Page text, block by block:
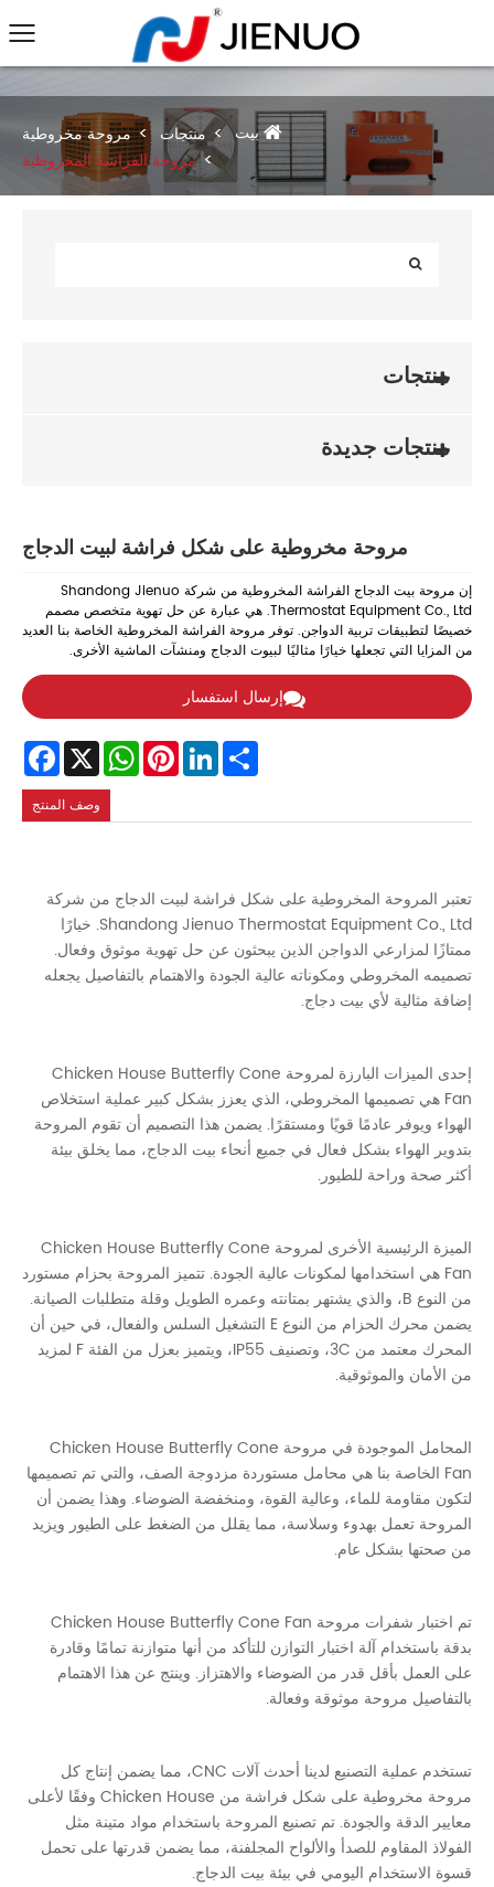
بيت منتجات
مروحة مخروطية
مروحة الفراشة المخروطية
منتجات
منتجات جديدة
مروحة مخروطية على شكل فراشة لبيت الدجاج
إن مروحة بيت الدجاج الفراشة المخروطية من شركة Shandong Jienuo
Thermostat Equipment Co., Ltd. هي عبارة عن حل تهوية متخصص مصمم
خصيصًا لتطبيقات تربية الدواجن. توفر مروحة الفراشة المخروطية الخاصة بنا العديد
من المزايا التي تجعلها خيارًا مثاليًا لبيوت الدجاج ومنشآت الماشية الأخرى.
إرسال استفسار
X
WhatsAppPinterestLinkedIn Share
وصف المنتج
تعتبر المروحة المخروطية على شكل فراشة لبيت الدجاج من شركة
Shandong Jienuo Thermostat Equipment Co., Ltd. خيارًا
ممتازًا لمزارعي الدواجن الذين يبحثون عن حل تهوية موثوق وفعال.
تصميمه المخروطي ومكوناته عالية الجودة والاهتمام بالتفاصيل يجعله
إضافة مثالية لأي بيت دجاج.
إحدى الميزات البارزة لمروحة Chicken House Butterfly Cone
Fan هي تصميمها المخروطي، الذي يعزز بشكل كبير عملية استخلاص
الهواء ويوفر عادمًا قويًا ومستقرًا. يضمن هذا التصميم أن تقوم المروحة
بتدوير الهواء بشكل فعال في جميع أنحاء بيت الدجاج، مما يخلق بيئة
أكثر صحة وراحة للطيور.
الميزة الرئيسية الأخرى لمروحة Chicken House Butterfly Cone
Fan هي استخدامها لمكونات عالية الجودة. تتميز المروحة بحزام مستورد
من النوع B، والذي يشتهر بمتانته وعمره الطويل وقلة متطلبات الصيانة.
يضمن محرك الحزام من النوع E التشغيل السلس والفعال، في حين أن
المحرك معتمد من 3C، وتصنيف IP55، ويتميز بعزل من الفئة F لمزيد
من الأمان والموثوقية.
المحامل الموجودة في مروحة Chicken House Butterfly Cone
Fan الخاصة بنا هي محامل مستوردة مزدوجة الصف، والتي تم تصميمها
لتكون مقاومة للماء، وعالية القوة، ومنخفضة الضوضاء. وهذا يضمن أن
المروحة تعمل بهدوء وسلاسة، مما يقلل من الضغط على الطيور ويزيد
من صحتها بشكل عام.
تم اختبار شفرات مروحة Chicken House Butterfly Cone Fan
بدقة باستخدام آلة اختبار التوازن للتأكد من أنها متوازنة تمامًا وقادرة
على العمل بأقل قدر من الضوضاء والاهتزاز. وينتج عن هذا الاهتمام
بالتفاصيل مروحة موثوقة وفعالة.
تستخدم عملية التصنيع لدينا أحدث آلات CNC، مما يضمن إنتاج كل
مروحة مخروطية على شكل فراشة من Chicken House وفقًا لأعلى
معايير الدقة والجودة. تم تصنيع المروحة باستخدام مواد متينة مثل
الفولاذ المقاوم للصدأ والألواح المجلفنة، مما يضمن قدرتها على تحمل
قسوة الاستخدام اليومي في بيئة بيت الدجاج.